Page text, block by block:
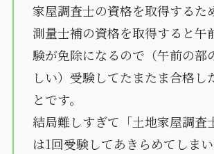
家屋調査士の資格を取得するた
測量士補の資格を取得すると午
験が免除になるので（午前の部
しい）受験してたまたま合格し
とです。
結局難しすぎて「土地家屋調査
は1回受験してあきらめてしまい